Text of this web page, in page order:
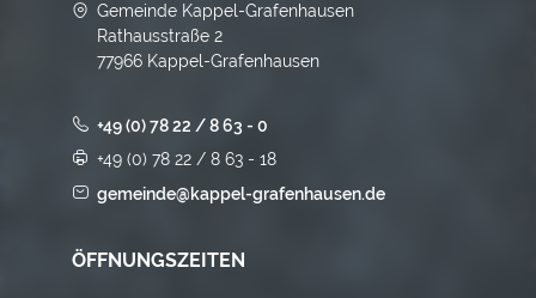
Gemeinde Kappel-Grafenhausen
Rathausstraße 2
77966 Kappel-Grafenhausen
+49 (0) 78 22 / 8 63 - 0
+49 (0) 78 22 / 8 63 - 18
gemeinde@kappel-grafenhausen.de
ÖFFNUNGSZEITEN